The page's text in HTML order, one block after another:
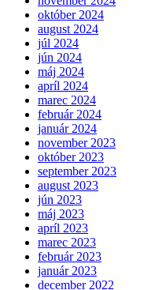
október 2024
august 2024
júl 2024
jún 2024
máj 2024
apríl 2024
marec 2024
február 2024
január 2024
november 2023
október 2023
september 2023
august 2023
jún 2023
máj 2023
apríl 2023
marec 2023
február 2023
január 2023
december 2022